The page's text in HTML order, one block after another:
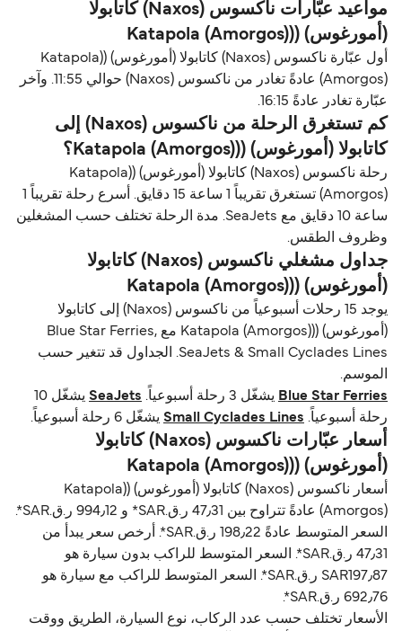
مواعيد عبّارات ناكسوس (Naxos) كاتابولا
(أمورغوس) ((Katapola (Amorgos)
أول عبّارة ناكسوس (Naxos) كاتابولا (أمورغوس) ((Katapola
(Amorgos) عادةً تغادر من ناكسوس (Naxos) حوالي 11:55. وآخر
عبّارة تغادر عادةً 16:15.
كم تستغرق الرحلة من ناكسوس (Naxos) إلى
كاتابولا (أمورغوس) ((Katapola (Amorgos)؟
رحلة ناكسوس (Naxos) كاتابولا (أمورغوس) ((Katapola
(Amorgos) تستغرق تقريباً 1 ساعة 15 دقايق. أسرع رحلة تقريباً 1
ساعة 10 دقايق مع SeaJets. مدة الرحلة تختلف حسب المشغلين
وظروف الطقس.
جداول مشغلي ناكسوس (Naxos) كاتابولا
(أمورغوس) ((Katapola (Amorgos)
يوجد 15 رحلات أسبوعياً من ناكسوس (Naxos) إلى كاتابولا
(أمورغوس) ((Katapola (Amorgos) مع Blue Star Ferries,
SeaJets & Small Cyclades Lines. الجداول قد تتغير حسب
الموسم.
Blue Star Ferries يشغّل 3 رحلة أسبوعياً. SeaJets
يشغّل 10
رحلة أسبوعياً. Small Cyclades Lines يشغّل 6 رحلة أسبوعياً.
أسعار عبّارات ناكسوس (Naxos) كاتابولا
(أمورغوس) ((Katapola (Amorgos)
أسعار ناكسوس (Naxos) كاتابولا (أمورغوس) ((Katapola
(Amorgos) عادةً تتراوح بين 47٫31 ر.ق.‏SAR* و 994٫12 ر.ق.‏SAR*.
السعر المتوسط عادةً 198٫22 ر.ق.‏SAR*. أرخص سعر يبدأ من
47٫31 ر.ق.‏SAR*. السعر المتوسط للراكب بدون سيارة هو
SAR197٫87 ر.ق.‏SAR*. السعر المتوسط للراكب مع سيارة هو
692٫76 ر.ق.‏SAR*.
الأسعار تختلف حسب عدد الركاب، نوع السيارة، الطريق ووقت